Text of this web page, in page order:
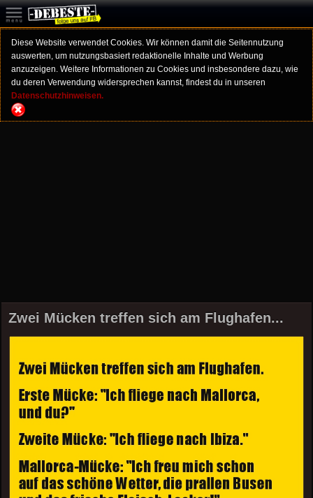
Diese Website verwendet Cookies. Wir können damit die Seitennutzung
auswerten, um nutzungsbasiert redaktionelle Inhalte und Werbung
anzuzeigen. Weitere Informationen zu Cookies und insbesondere dazu, wie
du deren Verwendung widersprechen kannst, findest du in unseren
Datenschutzhinweisen.
Zwei Mücken treffen sich am Flughafen...